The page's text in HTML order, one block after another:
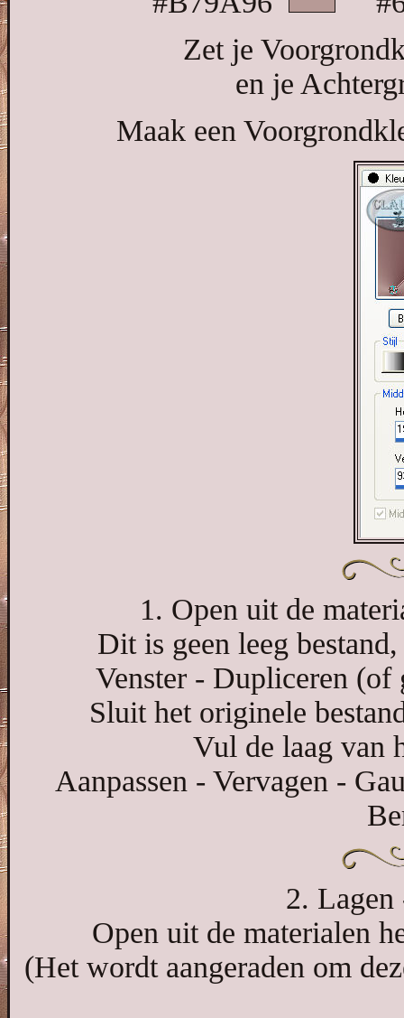
Zet je
en je
Maak een
1. Open uit de
Dit is geen leeg
Venster - Dupliceren
Sluit het originele
Vul de laag van
Aanpassen - Vervagen -
2. Lagen
Open uit de materialen
(Het wordt aangeraden om